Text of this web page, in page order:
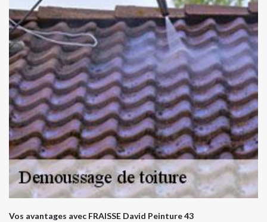
Vos avantages avec FRAISSE David Peinture 43